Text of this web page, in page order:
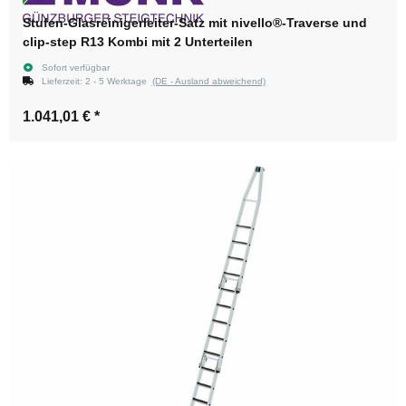
Stufen-Glasreinigerleiter-Satz mit nivello®-Traverse und
clip-step R13 Kombi mit 2 Unterteilen
Sofort verfügbar
Lieferzeit: 2 - 5 Werktage (DE - Ausland abweichend)
1.041,01 € *